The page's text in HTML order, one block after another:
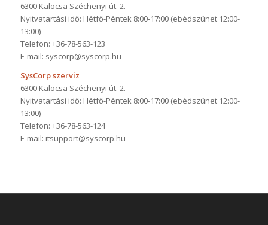
6300 Kalocsa Széchenyi út. 2.
Nyitvatartási idő: Hétfő-Péntek 8:00-17:00 (ebédszünet 12:00-
13:00)
Telefon: +36-78-563-123
E-mail: syscorp@syscorp.hu
SysCorp szerviz
6300 Kalocsa Széchenyi út. 2.
Nyitvatartási idő: Hétfő-Péntek 8:00-17:00 (ebédszünet 12:00-
13:00)
Telefon: +36-78-563-124
E-mail: itsupport@syscorp.hu